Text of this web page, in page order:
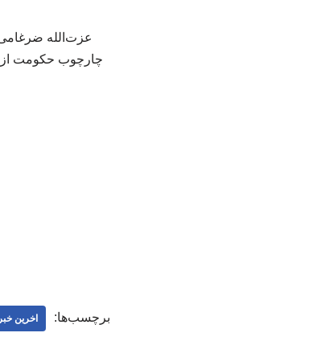
عزت‌الله
چارچوب حکومت از
برچسب‌ها: اخرین خبر